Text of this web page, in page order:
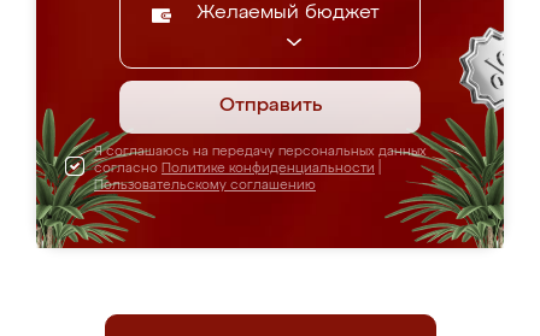
Желаемый бюджет
Отправить
Я соглашаюсь на передачу персональных данных
согласно Политике конфиденциальности
Пользовательскому соглашению